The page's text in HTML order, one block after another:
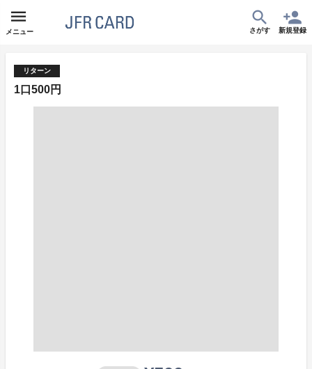
メニュー さがす 新規登録
リターン
1口500円